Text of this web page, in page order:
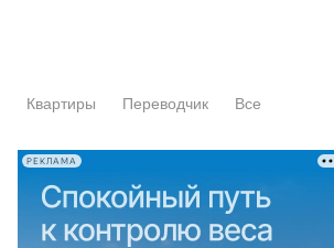
Квартиры Переводчик Все
РЕКЛАМА